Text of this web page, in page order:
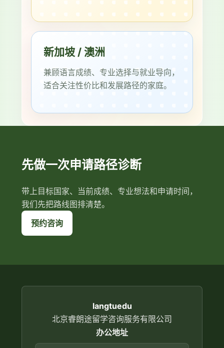
新加坡 / 澳洲
兼顾语言成绩、专业选择与就业导向，
适合关注性价比和发展路径的家庭。
先做一次申请路径诊断
带上目标国家、当前成绩、专业想法和申请时间，
我们先把路线图排清楚。
预约咨询
langtuedu
北京睿朗途留学咨询服务有限公司
办公地址